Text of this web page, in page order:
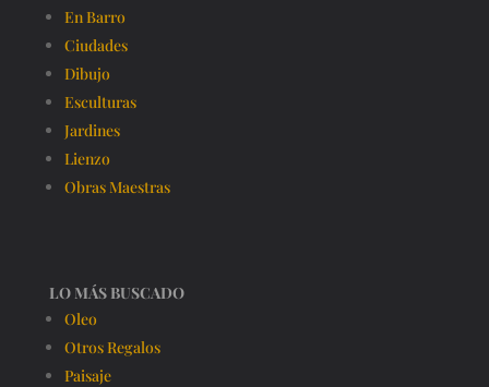
En Barro
Ciudades
Dibujo
Esculturas
Jardines
Lienzo
Obras Maestras
LO MÁS BUSCADO
Oleo
Otros Regalos
Paisaje